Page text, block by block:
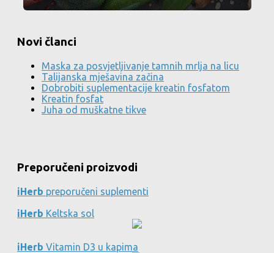
Novi članci
Maska za posvjetljivanje tamnih mrlja na licu
Talijanska mješavina začina
Dobrobiti suplementacije kreatin fosfatom
Kreatin fosfat
Juha od muškatne tikve
Preporučeni proizvodi
iHerb preporučeni suplementi
iHerb Keltska sol
iHerb Vitamin D3 u kapima